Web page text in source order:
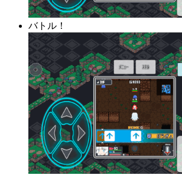
バトル！